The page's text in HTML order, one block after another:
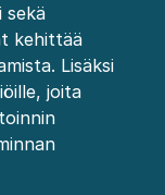
sekä
kehittää
Lisäksi
joita